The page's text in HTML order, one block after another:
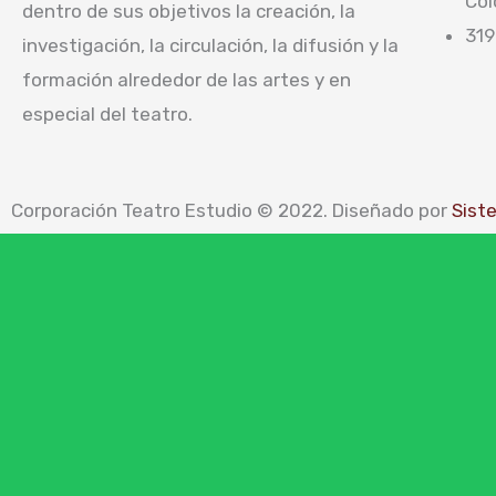
dentro de sus objetivos la creación, la
investigación, la circulación, la difusión y la
formación alrededor de las artes y en
especial del teatro.
Corporación Teatro Estudio © 2022. Diseñado por